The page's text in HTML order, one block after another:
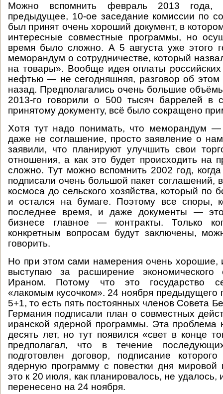
Можно вспомнить февраль 2013 года,
предыдущее, 10-ое заседание комиссии по
был принят очень хороший документ, в
интересные совместные программы, но
время было сложно. А 5 августа уже этого
меморандум о сотрудничестве, который
на товары». Вообще идея оплаты российских
нефтью — не сегодняшняя, разговор об
назад. Предполагались очень большие
2013-го говорили о 500 тысяч баррелей в
принятому документу, всё было сокращено
Хотя тут надо понимать, что меморандум
даже не соглашение, просто заявление о
заявили, что планируют улучшить свои
отношения, а как это будет происходить на
сложно. Тут можно вспомнить 2002 год,
подписали очень большой пакет соглашений,
космоса до сельского хозяйства, который по
и остался на бумаге. Поэтому все споры,
последнее время, и даже документы —
бизнесе главное — контракты. Только
конкретным вопросам будут заключены,
говорить.
Но при этом сами намерения очень хорошие,
выступаю за расширение экономического
Ираном. Потому что это государство
«лакомым кусочком». 24 ноября предыдущего
5+1, то есть пять постоянных членов Совета
Германия подписали план о совместных
иранской ядерной программы. Эта
десять лет, но тут появился «свет в конце
предполагал, что в течение
подготовлен договор, подписание
ядерную программу с повестки дня мировой
это к 20 июля, как планировалось, не
перенесено на 24 ноября.